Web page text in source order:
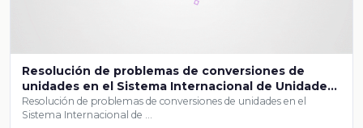
Resolución de problemas de conversiones de
unidades en el Sistema Internacional de Unidades
y el Sistema Inglés
Resolución de problemas de conversiones de unidades en el
Sistema Internacional de …